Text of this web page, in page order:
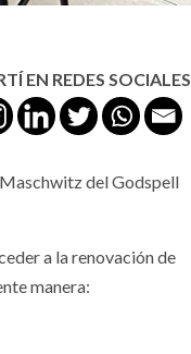
EN REDES SOCIALES
del Godspell
a la renovación de
manera: